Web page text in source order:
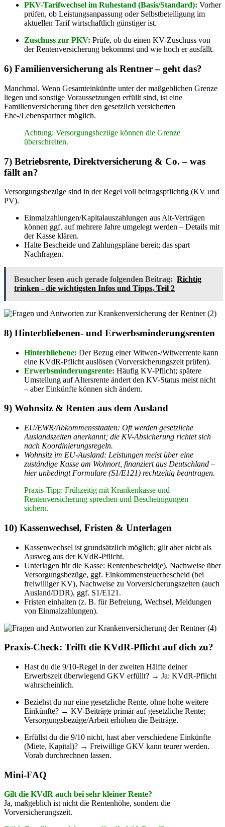
PKV-Tarifwechsel im Ruhestand (Basis/Standard): Vorher
prüfen, ob Leistungsanpassung oder Selbstbeteiligung im
aktuellen Tarif wirtschaftlich günstiger ist.
Zuschuss zur PKV: Prüfe, ob du einen KV-Zuschuss von
der Rentenversicherung bekommst und wie hoch er ausfällt.
6) Familienversicherung als Rentner – geht das?
Manchmal. Wenn Gesamteinkünfte unter der maßgeblichen Grenze
liegen und sonstige Voraussetzungen erfüllt sind, ist eine
Familienversicherung über den gesetzlich versicherten
Ehe-/Lebenspartner möglich.
Achtung: Versorgungsbezüge können die Grenze
überschreiten.
7) Betriebsrente, Direktversicherung & Co. – was
fällt an?
Versorgungsbezüge sind in der Regel voll beitragspflichtig (KV und
PV).
Einmalzahlungen/Kapitalauszahlungen aus Alt-Verträgen
können ggf. auf mehrere Jahre umgelegt werden – Details mit
der Kasse klären.
Halte Bescheide und Zahlungspläne bereit; das spart
Nachfragen.
Besucher lesen auch gerade folgenden Beitrag: Richtig
trinken - die wichtigsten Infos und Tipps, Teil 2
8) Hinterbliebenen- und Erwerbsminderungsrenten
Hinterbliebene: Der Bezug einer Witwen-/Witwerrente kann
eine KVdR-Pflicht auslösen (Vorversicherungszeit prüfen).
Erwerbsminderungsrente: Häufig KV-Pflicht; spätere
Umstellung auf Altersrente ändert den KV-Status meist nicht
– aber Einkünfte können sich ändern.
9) Wohnsitz & Renten aus dem Ausland
EU/EWR/Abkommensstaaten: Oft werden gesetzliche
Auslandszeiten anerkannt; die KV-Absicherung richtet sich
nach Koordinierungsregeln.
Wohnsitz im EU-Ausland: Leistungen meist über eine
zuständige Kasse am Wohnort, finanziert aus Deutschland –
hier unbedingt Formulare (S1/E121) rechtzeitig beantragen.
Praxis-Tipp: Frühzeitig mit Krankenkasse und
Rentenversicherung sprechen und Bescheinigungen
sichern.
10) Kassenwechsel, Fristen & Unterlagen
Kassenwechsel ist grundsätzlich möglich; gilt aber nicht als
Ausweg aus der KVdR-Pflicht.
Unterlagen für die Kasse: Rentenbescheid(e), Nachweise über
Versorgungsbezüge, ggf. Einkommensteuerbescheid (bei
freiwilliger KV), Nachweise zu Vorversicherungszeiten (auch
Ausland/DDR), ggf. S1/E121.
Fristen einhalten (z. B. für Befreiung, Wechsel, Meldungen
von Einmalzahlungen).
Praxis-Check: Trifft die KVdR-Pflicht auf dich zu?
Hast du die 9/10-Regel in der zweiten Hälfte deiner
Erwerbszeit überwiegend GKV erfüllt? → Ja: KVdR-Pflicht
wahrscheinlich.
Beziehst du nur eine gesetzliche Rente, ohne hohe weitere
Einkünfte? → KV-Beiträge primär auf gesetzliche Rente;
Versorgungsbezüge/Arbeit erhöhen die Beiträge.
Erfüllst du die 9/10 nicht, hast aber verschiedene Einkünfte
(Miete, Kapital)? → Freiwillige GKV kann teurer werden.
Vorab durchrechnen lassen.
Mini-FAQ
Gilt die KVdR auch bei sehr kleiner Rente?
Ja, maßgeblich ist nicht die Rentenhöhe, sondern die
Vorversicherungszeit.